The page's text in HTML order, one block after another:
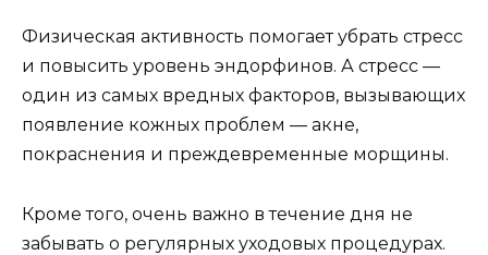
Физическая активность помогает убрать стресс
и повысить уровень эндорфинов. А стресс —
один из самых вредных факторов, вызывающих
появление кожных проблем — акне,
покраснения и преждевременные морщины.
Кроме того, очень важно в течение дня не
забывать о регулярных уходовых процедурах.